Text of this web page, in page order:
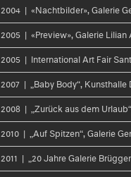
2004 | «Nachtbilder», Galerie
2005 | «Preview», Galerie Lilian
2005 | International Art Fair
2007 | „Baby Body“, Kunsthalle
2008 | „Zurück aus dem
2010 | „Auf Spitzen“, Galerie
2011 | „20 Jahre Galerie